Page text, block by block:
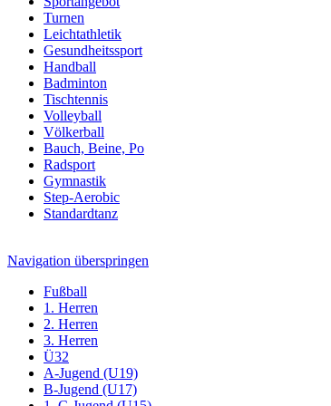
Turnen
Leichtathletik
Gesundheitssport
Handball
Badminton
Tischtennis
Volleyball
Völkerball
Bauch, Beine, Po
Radsport
Gymnastik
Step-Aerobic
Standardtanz
Navigation überspringen
Fußball
1. Herren
2. Herren
3. Herren
Ü32
A-Jugend (U19)
B-Jugend (U17)